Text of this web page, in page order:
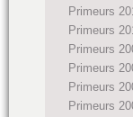
Primeurs
Primeurs
Primeurs
Primeurs
Primeurs
Primeurs